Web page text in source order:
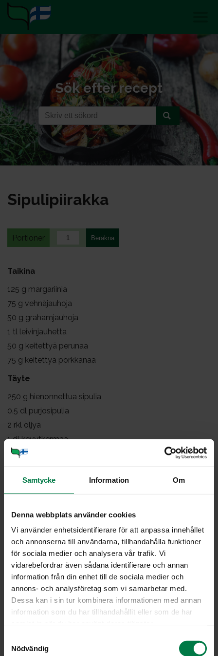
Samtycke Information Om
Denna webbplats använder cookies
Vi använder enhetsidentifierare för att anpassa innehållet
och annonserna till användarna, tillhandahålla funktioner
för sociala medier och analysera vår trafik. Vi
vidarebefordrar även sådana identifierare och annan
information från din enhet till de sociala medier och
annons- och analysföretag som vi samarbetar med.
Dessa kan i sin tur kombinera informationen med annan
information som du har tillhandahållit eller som de har
Nödvändig
Sök efter recept
Si­pu­li­pii­rak­ka
Portioner
Taikina
125 g margariinia
75 g vehnäjauhoja
50 g grahamjauhoja
1 tl leivinjauhetta
50 g keitettyä perunaa
75 g keitettyä porkkanaa
Täyte
250 g hienonnettua sipulia
0.5 dl purjosipulia
2 rkl öljyä
1dl kevytkermaa
0.25dl hienonnettua persiljaa
150g raejuustoa
dl vehnäjauhoja
2tl Provencale-yrttimaustetta TAI tuoreita yrttejä
ripaus suolaa
Yhdistä pohjataikinan kuivat aineet. Nypi rasva ja
jauhoseos murumaiseksi seokseksi.
Raasta keitetty peruna ja porkkana, ja lisää
taikinapohjaan. Sekoita tasaiseksi. Painele taikina
halkaisijaltan noin 27 cm:n piirakkavuoan pohjalle ja
reunoille. Hienonna sipuli ja purjo. Hauduta sipulit
öljyssä. Jäähdytä. Lisää seokseen kevytkerma,
Levitä täyte piirakkavuokaan pohjan päälle. Paista